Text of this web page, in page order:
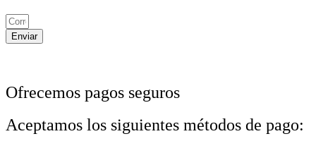
Enviar
Ofrecemos pagos seguros
Aceptamos los siguientes métodos de pago: